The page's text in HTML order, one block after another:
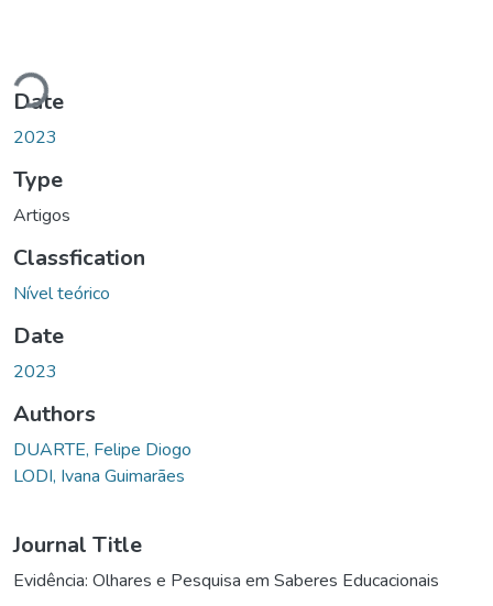
Loading...
Date
2023
Type
Artigos
Classfication
Nível teórico
Date
2023
Authors
DUARTE, Felipe Diogo
LODI, Ivana Guimarães
Journal Title
Evidência: Olhares e Pesquisa em Saberes Educacionais